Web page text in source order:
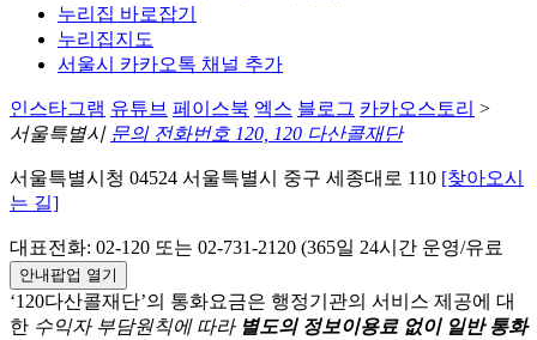
누리집 바로잡기
누리집지도
서울시 카카오톡 채널 추가
인스타그램 유튜브 페이스북 엑스 블로그 카카오스토리 >
서울특별시 문의 전화번호 120, 120 다산콜재단
서울특별시청 04524 서울특별시 중구 세종대로 110 [찾아오시
는 길]
대표전화: 02-120 또는 02-731-2120 (365일 24시간 운영/유료
안내팝업 열기
‘120다산콜재단’의 통화요금은 행정기관의 서비스 제공에 대
한 수익자 부담원칙에 따라 별도의 정보이용료 없이 일반 통화